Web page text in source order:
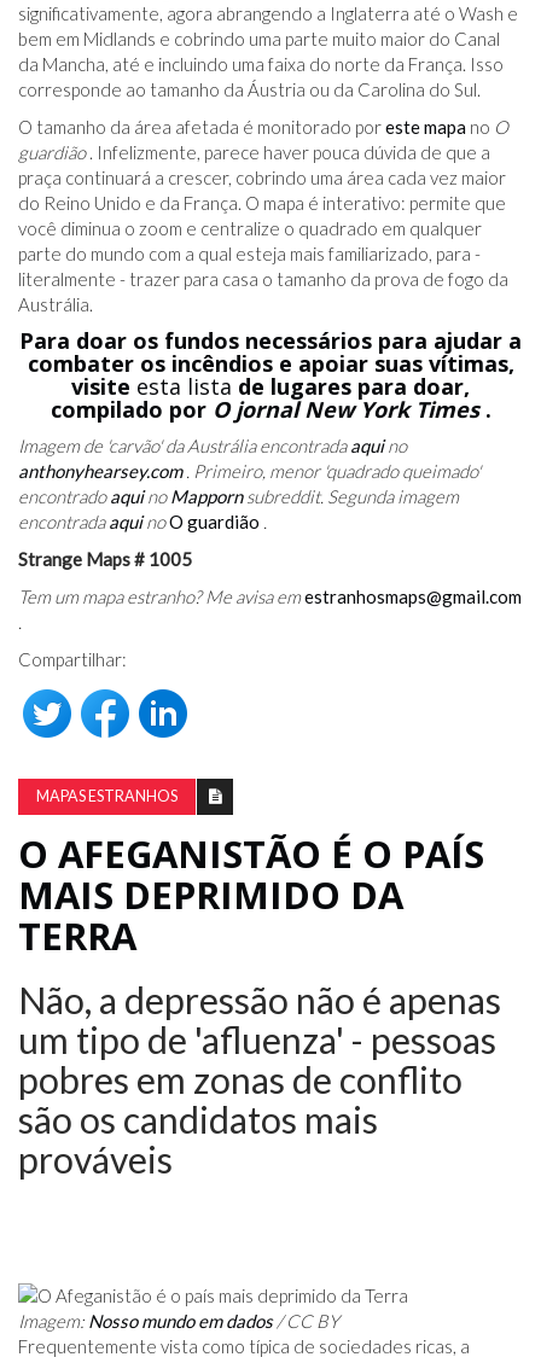
significativamente, agora abrangendo a Inglaterra até o Wash e
bem em Midlands e cobrindo uma parte muito maior do Canal
da Mancha, até e incluindo uma faixa do norte da França. Isso
corresponde ao tamanho da Áustria ou da Carolina do Sul.
O tamanho da área afetada é monitorado poreste mapa no O
guardião. Infelizmente, parece haver pouca dúvida de que a
praça continuará a crescer, cobrindo uma área cada vez maior
do Reino Unido e da França. O mapa é interativo: permite que
você diminua o zoom e centralize o quadrado em qualquer
parte do mundo com a qual esteja mais familiarizado, para -
literalmente - trazer para casa o tamanho da prova de fogo da
Austrália.
Para doar os fundos necessários para ajudar a
combater os incêndios e apoiar suas vítimas,
visite esta lista de lugares para doar,
compilado por O jornal New York Times.
Imagem de 'carvão' da Austrália encontradaaquino
anthonyhearsey.com. Primeiro, menor 'quadrado queimado'
encontradoaquinoMappornsubreddit. Segunda imagem
encontradaaquinoO guardião .
Strange Maps # 1005
Tem um mapa estranho? Me avisa emestranhosmaps@gmail.com
.
Compartilhar:
MAPAS ESTRANHOS
O AFEGANISTÃO É O PAÍS
MAIS DEPRIMIDO DA
TERRA
Não, a depressão não é apenas
um tipo de 'afluenza' - pessoas
pobres em zonas de conflito
são os candidatos mais
prováveis
Imagem: Nosso mundo em dados/ CC BY
Frequentemente vista como típica de sociedades ricas, a